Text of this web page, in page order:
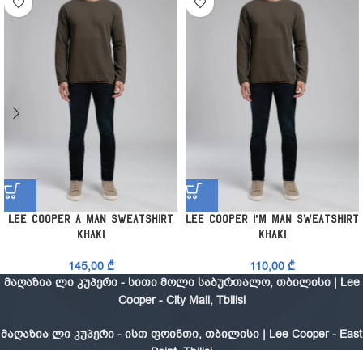
Lee Cooper A Man Sweatshirt
Khaki
145,00 ₾
Lee Cooper I’m Man Sweatshirt
Khaki
110,00 ₾
მაღაზია ლი კუპერი - სითი მოლი საბურთალო, თბილისი | Lee
Cooper - City Mall, Tbilisi
მაღაზია ლი კუპერი - ისთ ფოინთი, თბილისი | Lee Cooper - East